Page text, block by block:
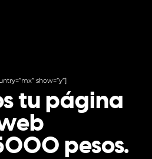
show=”y”]
tu página
pesos.